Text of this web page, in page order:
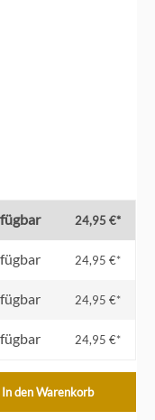
24,95 €*
24,95 €*
24,95 €*
24,95 €*
In den Warenkorb